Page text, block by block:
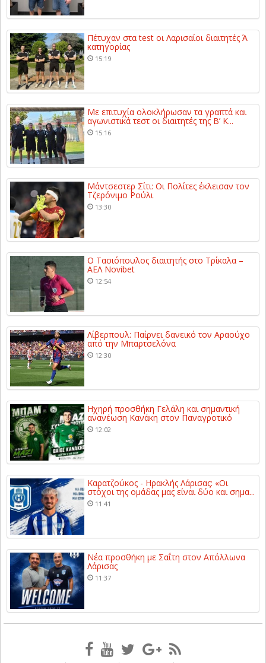
Πέτυχαν στα test οι Λαρισαίοι διαιτητές Ά
κατηγορίας
15:19
Με επιτυχία ολοκλήρωσαν τα γραπτά και
αγωνιστικά τεστ οι διαιτητές της Β’ Κ...
15:16
Μάντσεστερ Σίτι: Οι Πολίτες έκλεισαν τον
Τζερόνιμο Ρούλι
13:30
Ο Τασιόπουλος διαιτητής στο Τρίκαλα –
ΑΕΛ Novibet
12:54
Λίβερπουλ: Παίρνει δανεικό τον Αραούχο
από την Μπαρτσελόνα
12:30
Ηχηρή προσθήκη Γελάλη και σημαντική
ανανέωση Κανάκη στον Παναγροτικό
12:02
Καρατζούκος - Ηρακλής Λάρισας: «Οι
στόχοι της ομάδας μας είναι δύο και σημα...
11:41
Νέα προσθήκη με Σαΐτη στον Απόλλωνα
Λάρισας
11:37